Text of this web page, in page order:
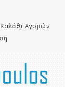
Καλάθι Αγορών